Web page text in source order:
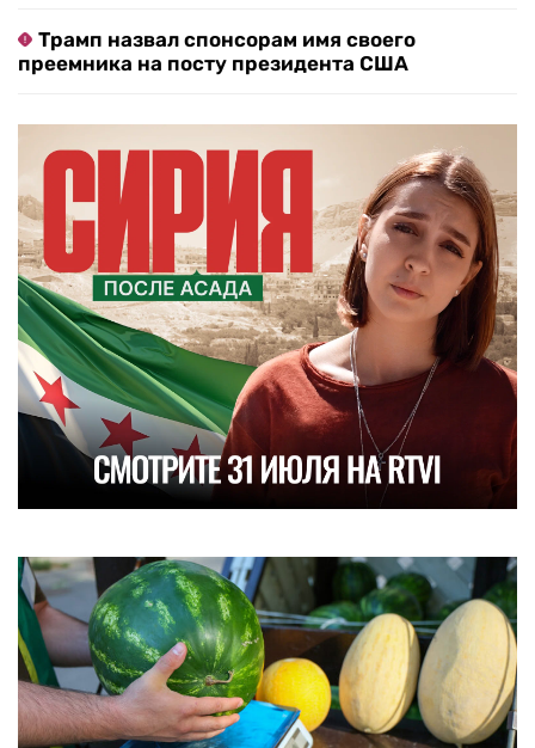
Трамп назвал спонсорам имя своего
преемника на посту президента США